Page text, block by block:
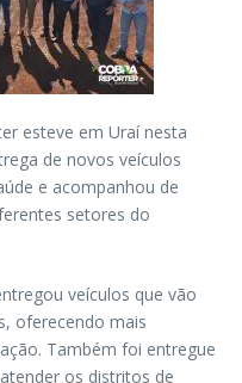
esteve em Uraí nesta
de novos veículos
e acompanhou de
setores do
veículos que vão
oferecendo mais
Também foi entregue
os distritos de